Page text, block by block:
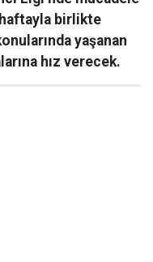
birlikte
yaşanan
hız verecek.